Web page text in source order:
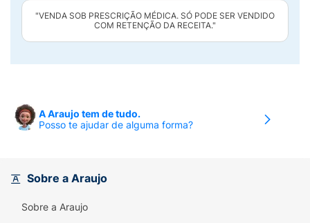
"VENDA SOB PRESCRIÇÃO MÉDICA. SÓ PODE SER VENDIDO
COM RETENÇÃO DA RECEITA."
A Araujo tem de tudo.
Posso te ajudar de alguma forma?
Sobre a Araujo
Sobre a Araujo